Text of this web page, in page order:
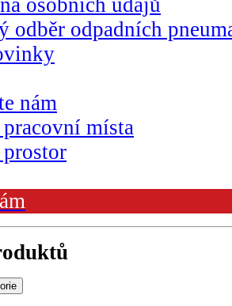
osobních údajů
odběr odpadních
nám
místa